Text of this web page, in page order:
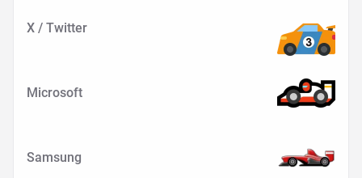
X / Twitter
Microsoft
Samsung